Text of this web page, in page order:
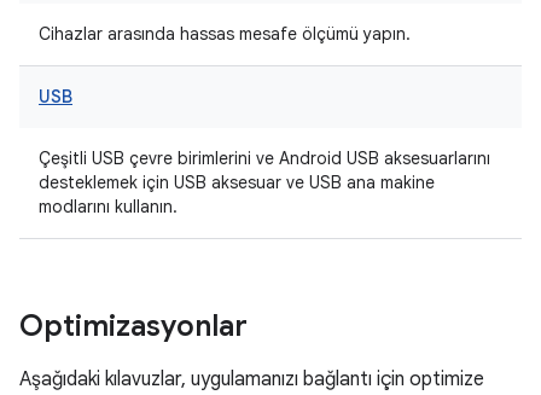
Cihazlar arasında hassas mesafe ölçümü yapın.
USB
Çeşitli USB çevre birimlerini ve Android USB aksesuarlarını
desteklemek için USB aksesuar ve USB ana makine
modlarını kullanın.
Optimizasyonlar
Aşağıdaki kılavuzlar, uygulamanızı bağlantı için optimize